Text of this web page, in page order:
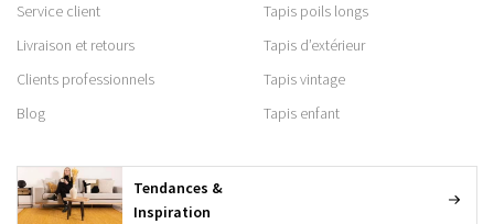
Service client
Livraison et retours
Clients professionnels
Blog
Tapis poils longs
Tapis d’extérieur
Tapis vintage
Tapis enfant
Tendances &
Inspiration